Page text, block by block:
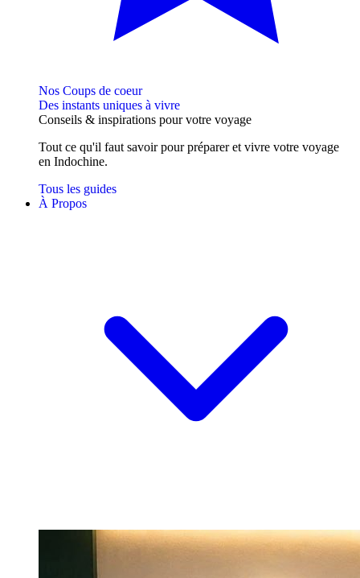
Nos Coups de coeur
Des instants uniques à vivre
Conseils & inspirations pour votre voyage
Tout ce qu'il faut savoir pour préparer et vivre votre voyage
en Indochine.
Tous les guides
À Propos